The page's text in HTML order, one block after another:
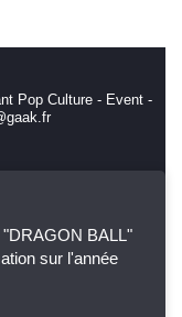
Pop Culture - Event -
BALL"
sur l'année